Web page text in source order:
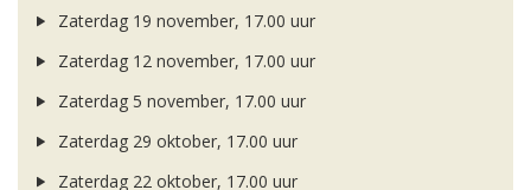
Zaterdag 19 november, 17.00 uur
Zaterdag 12 november, 17.00 uur
Zaterdag 5 november, 17.00 uur
Zaterdag 29 oktober, 17.00 uur
Zaterdag 22 oktober, 17.00 uur